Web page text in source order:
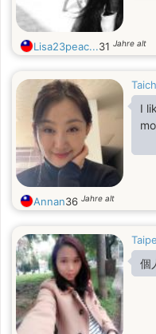
Lisa23peac...31 Jahre alt
I
Annan36 Jahre alt
個